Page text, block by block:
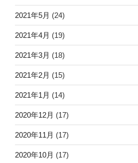
2021年5月 (24)
2021年4月 (19)
2021年3月 (18)
2021年2月 (15)
2021年1月 (14)
2020年12月 (17)
2020年11月 (17)
2020年10月 (17)